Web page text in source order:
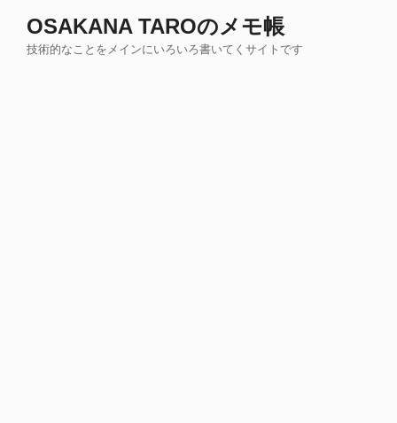
OSAKANA TAROのメモ帳
技術的なことをメインにいろいろ書いてくサイトです